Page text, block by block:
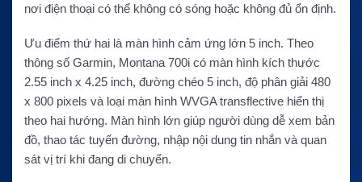
nơi điện thoại có thể không có sóng hoặc không đủ ổn định.
Ưu điểm thứ hai là màn hình cảm ứng lớn 5 inch. Theo
thông số Garmin, Montana 700i có màn hình kích thước
2.55 inch x 4.25 inch, đường chéo 5 inch, độ phân giải 480
x 800 pixels và loại màn hình WVGA transflective hiển thị
theo hai hướng. Màn hình lớn giúp người dùng dễ xem bản
đồ, thao tác tuyến đường, nhập nội dung tin nhắn và quan
sát vị trí khi đang di chuyển.